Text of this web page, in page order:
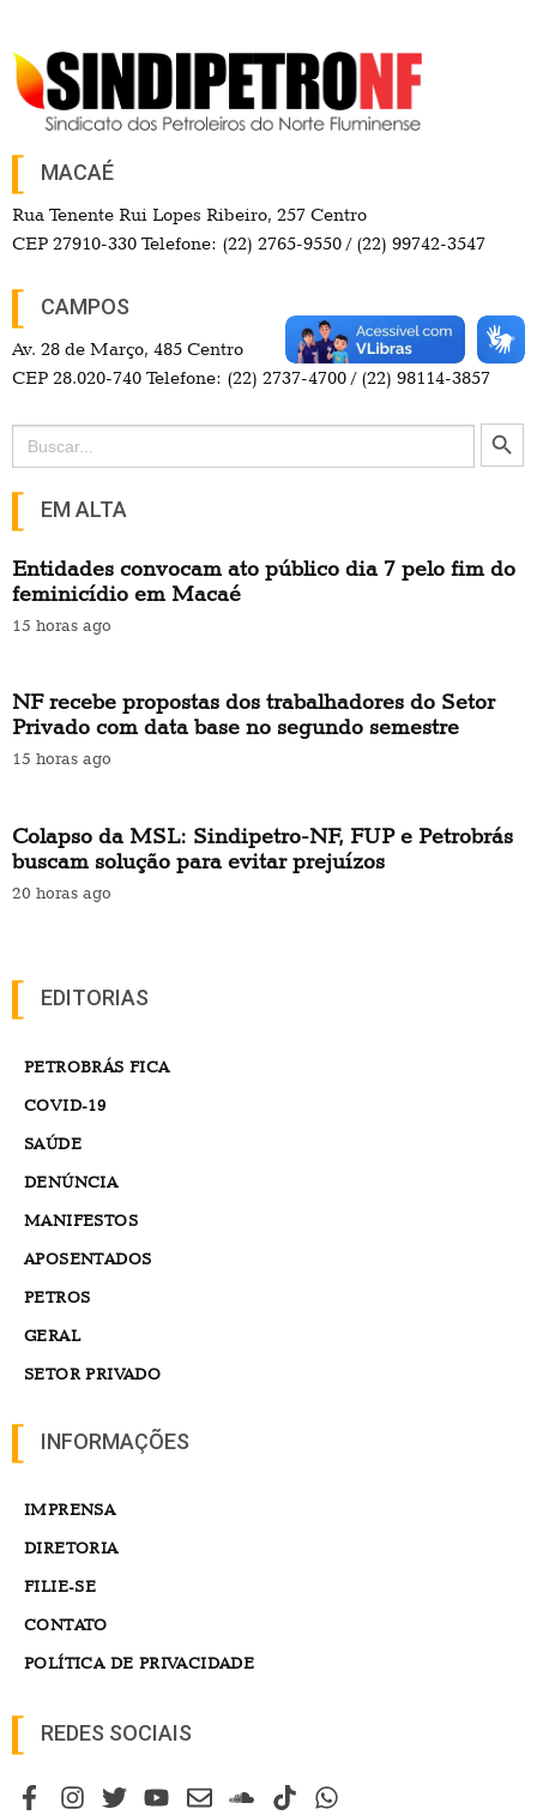
MACAÉ
Rua Tenente Rui Lopes Ribeiro, 257 Centro
CEP 27910-330 Telefone: (22) 2765-9550 / (22) 99742-3547
CAMPOS
Av. 28 de Março, 485 Centro
CEP 28.020-740 Telefone: (22) 2737-4700 / (22) 98114-3857
Search
for:
Search Button
EM ALTA
Entidades convocam ato público dia 7 pelo fim do
feminicídio em Macaé
15 horas ago
NF recebe propostas dos trabalhadores do Setor
Privado com data base no segundo semestre
15 horas ago
Colapso da MSL: Sindipetro-NF, FUP e Petrobrás
buscam solução para evitar prejuízos
20 horas ago
EDITORIAS
PETROBRÁS FICA
COVID-19
SAÚDE
DENÚNCIA
MANIFESTOS
APOSENTADOS
PETROS
GERAL
SETOR PRIVADO
INFORMAÇÕES
IMPRENSA
DIRETORIA
FILIE-SE
CONTATO
POLÍTICA DE PRIVACIDADE
REDES SOCIAIS